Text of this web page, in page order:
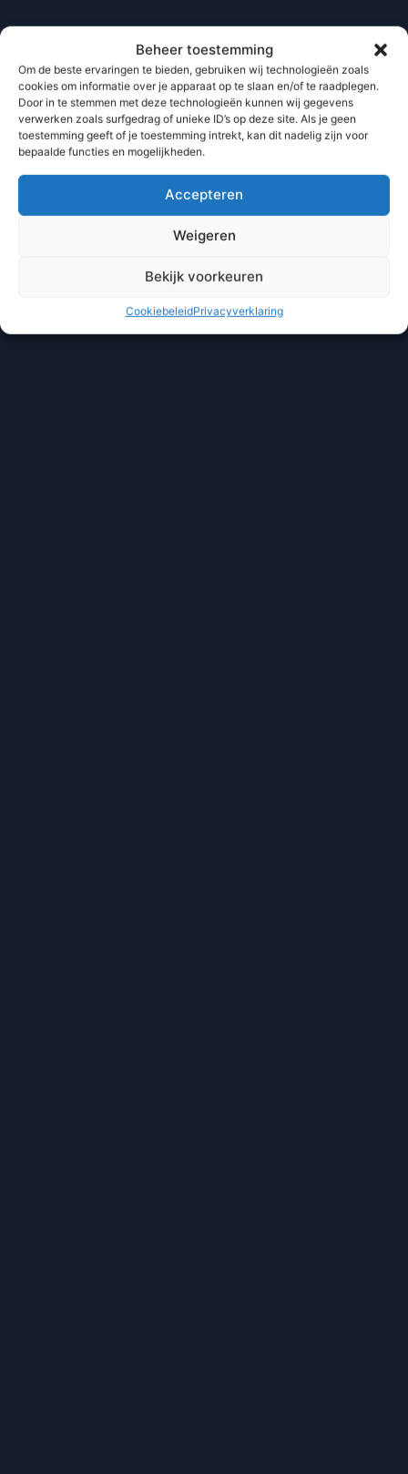
Beheer toestemming
Om de beste ervaringen te bieden, gebruiken wij technologieën zoals
cookies om informatie over je apparaat op te slaan en/of te raadplegen.
Door in te stemmen met deze technologieën kunnen wij gegevens
verwerken zoals surfgedrag of unieke ID’s op deze site. Als je geen
toestemming geeft of je toestemming intrekt, kan dit nadelig zijn voor
bepaalde functies en mogelijkheden.
Accepteren
Weigeren
Bekijk voorkeuren
CookiebeleidPrivacyverklaring